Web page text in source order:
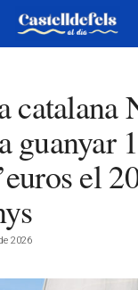
catalana
guanyar
el
2026